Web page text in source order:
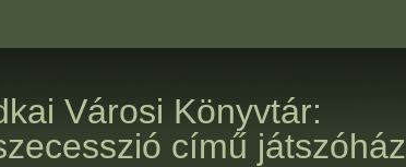
Városi Könyvtár:
című játszóház